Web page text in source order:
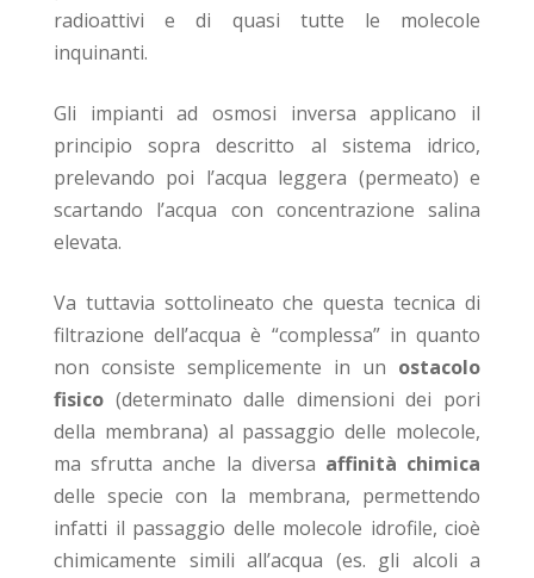
radioattivi e di quasi tutte le molecole
inquinanti.
Gli impianti ad osmosi inversa applicano il
principio sopra descritto al sistema idrico,
prelevando poi l’acqua leggera (permeato) e
scartando l’acqua con concentrazione salina
elevata.
Va tuttavia sottolineato che questa tecnica di
filtrazione dell’acqua è “complessa” in quanto
non consiste semplicemente in un ostacolo
fisico (determinato dalle dimensioni dei pori
della membrana) al passaggio delle molecole,
ma sfrutta anche la diversa affinità chimica
delle specie con la membrana, permettendo
infatti il passaggio delle molecole idrofile, cioè
chimicamente simili all’acqua (es. gli alcoli a